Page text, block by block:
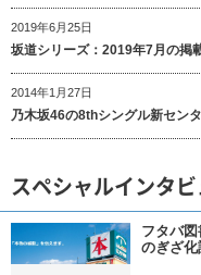
2019年6月25日
坂道シリーズ：2019年7月の掲
2014年1月27日
乃木坂46の8thシングル新セン
スペシャルインタ
フタバ
のぎざ